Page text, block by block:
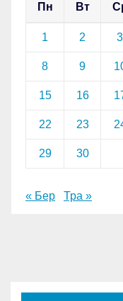
Пн Вт
1 2 3
8 9
15 16
22 23
29 30
« Бер Тра »